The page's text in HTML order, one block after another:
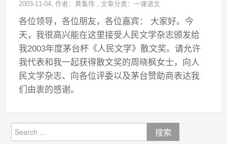
2003-11-04, 作者：黄集伟 ,文章分类：一课语文
各位领导，各位朋友，各位嘉宾： 大家好。今
天，我很高兴能在这里接受人民文学杂志颁发给
我2003年度茅台杯《人民文学》散文奖。请允许
我代表和我一起获得散文奖的周晓枫女士，向人
民文学杂志、向各位评委以及茅台赞助商表达我
们由衷的感谢。
for: